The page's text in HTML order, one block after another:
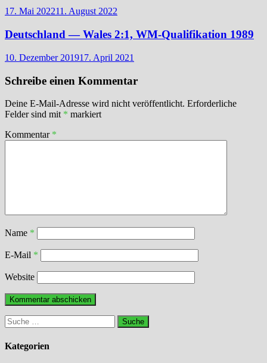
17. Mai 202211. August 2022
Deutschland — Wales 2:1, WM-Qualifikation 1989
10. Dezember 201917. April 2021
Schreibe einen Kommentar
Deine E-Mail-Adresse wird nicht veröffentlicht. Erforderliche
Felder sind mit * markiert
Kommentar *
Name *
E-Mail *
Website
Suche
nach:
Kategorien